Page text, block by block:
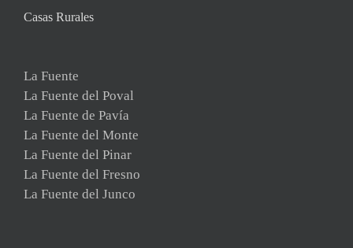
Casas Rurales
La Fuente
La Fuente del Poval
La Fuente de Pavía
La Fuente del Monte
La Fuente del Pinar
La Fuente del Fresno
La Fuente del Junco